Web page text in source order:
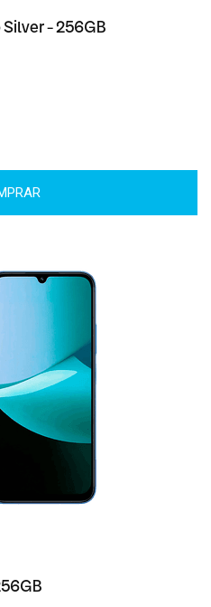
Silver - 256GB